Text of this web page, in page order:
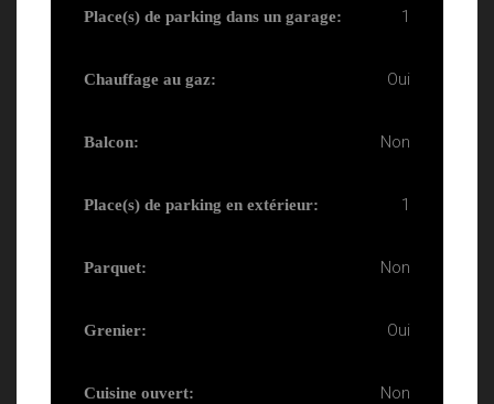
Place(s) de parking dans un garage: 1
Chauffage au gaz: Oui
Balcon: Non
Place(s) de parking en extérieur: 1
Parquet: Non
Grenier: Oui
Cuisine ouvert: Non